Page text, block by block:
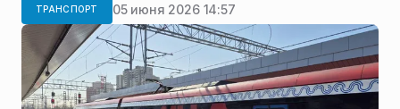
ТРАНСПОРТ 05 июня 2026 14:57